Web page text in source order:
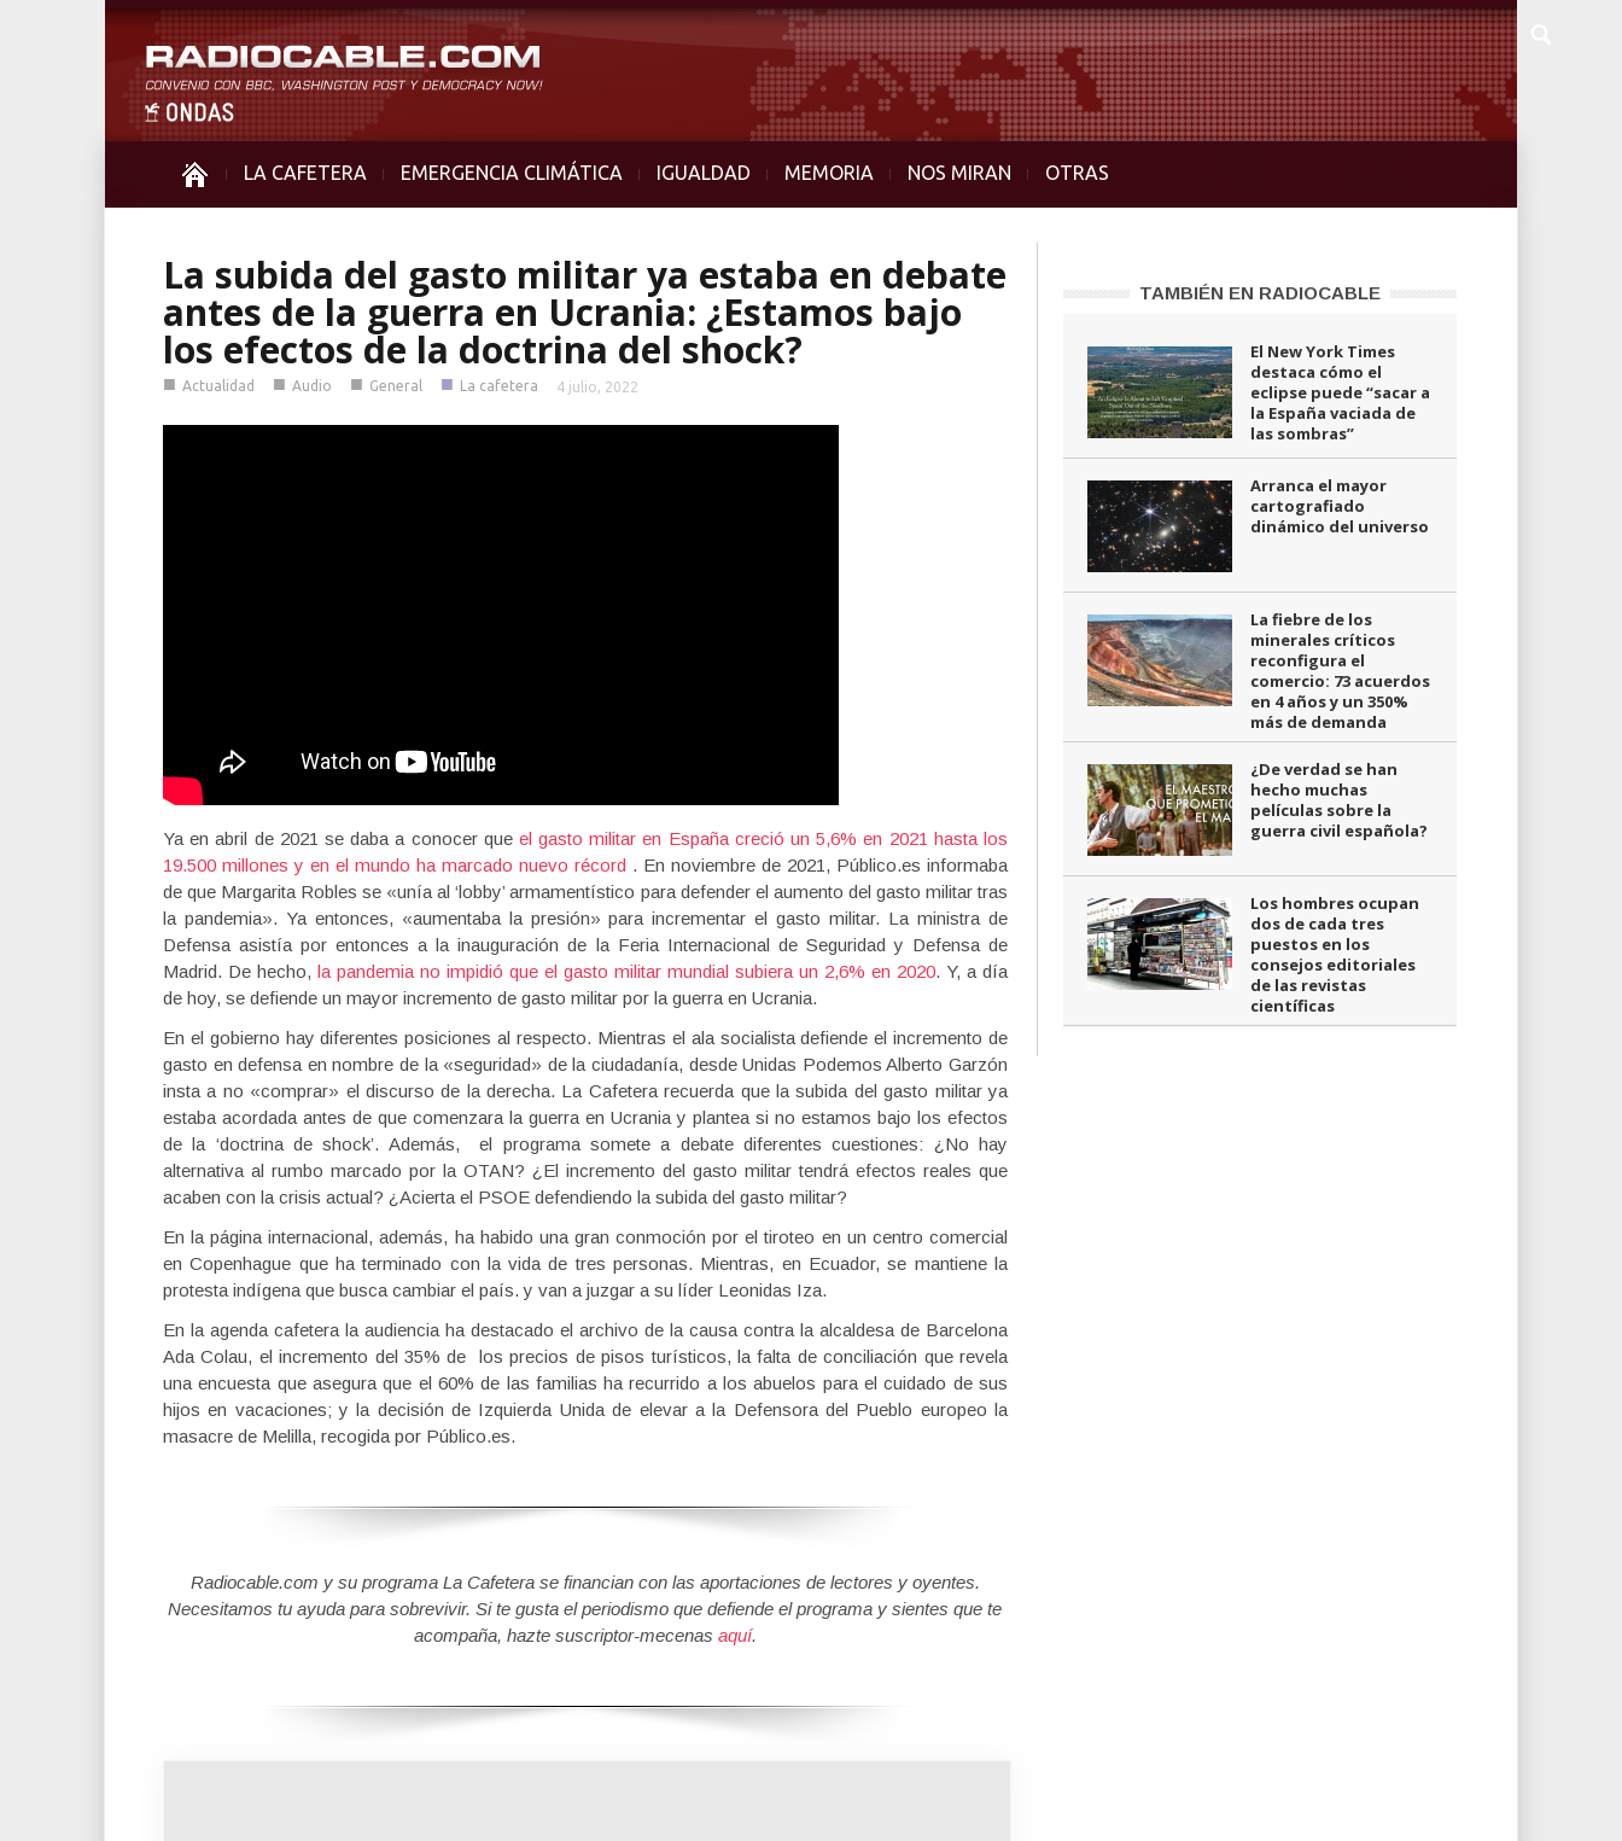
LA CAFETERA EMERGENCIA CLIMÁTICA IGUALDAD MEMORIA NOS MIRAN OTRAS
La subida del gasto militar ya estaba en debate
antes de la guerra en Ucrania: ¿Estamos bajo
los efectos de la doctrina del shock?
■ Actualidad ■ Audio ■ General ■ La cafetera 4 julio, 2022
Ya en abril de 2021 se daba a conocer que el gasto militar en España creció un 5,6% en 2021 hasta los
19.500 millones y en el mundo ha marcado nuevo récord . En noviembre de 2021, Público.es informaba
de que Margarita Robles se «unía al ‘lobby’ armamentístico para defender el aumento del gasto militar tras
la pandemia». Ya entonces, «aumentaba la presión» para incrementar el gasto militar. La ministra de
Defensa asistía por entonces a la inauguración de la Feria Internacional de Seguridad y Defensa de
Madrid. De hecho, la pandemia no impidió que el gasto militar mundial subiera un 2,6% en 2020. Y, a día
de hoy, se defiende un mayor incremento de gasto militar por la guerra en Ucrania.
En el gobierno hay diferentes posiciones al respecto. Mientras el ala socialista defiende el incremento de
gasto en defensa en nombre de la «seguridad» de la ciudadanía, desde Unidas Podemos Alberto Garzón
insta a no «comprar» el discurso de la derecha. La Cafetera recuerda que la subida del gasto militar ya
estaba acordada antes de que comenzara la guerra en Ucrania y plantea si no estamos bajo los efectos
de la ‘doctrina de shock’. Además, el programa somete a debate diferentes cuestiones: ¿No hay
alternativa al rumbo marcado por la OTAN? ¿El incremento del gasto militar tendrá efectos reales que
acaben con la crisis actual? ¿Acierta el PSOE defendiendo la subida del gasto militar?
En la página internacional, además, ha habido una gran conmoción por el tiroteo en un centro comercial
en Copenhague que ha terminado con la vida de tres personas. Mientras, en Ecuador, se mantiene la
protesta indígena que busca cambiar el país. y van a juzgar a su líder Leonidas Iza.
En la agenda cafetera la audiencia ha destacado el archivo de la causa contra la alcaldesa de Barcelona
Ada Colau, el incremento del 35% de los precios de pisos turísticos, la falta de conciliación que revela
una encuesta que asegura que el 60% de las familias ha recurrido a los abuelos para el cuidado de sus
hijos en vacaciones; y la decisión de Izquierda Unida de elevar a la Defensora del Pueblo europeo la
masacre de Melilla, recogida por Público.es.
Radiocable.com y su programa La Cafetera se financian con las aportaciones de lectores y oyentes.
Necesitamos tu ayuda para sobrevivir. Si te gusta el periodismo que defiende el programa y sientes que te
acompaña, hazte suscriptor-mecenas aquí.
TAMBIÉN EN RADIOCABLE
El New York Times
destaca cómo el
eclipse puede “sacar a
la España vaciada de
las sombras”
Arranca el mayor
cartografiado
dinámico del universo
La fiebre de los
minerales críticos
reconfigura el
comercio: 73 acuerdos
en 4 años y un 350%
más de demanda
¿De verdad se han
hecho muchas
películas sobre la
guerra civil española?
Los hombres ocupan
dos de cada tres
puestos en los
consejos editoriales
de las revistas
científicas